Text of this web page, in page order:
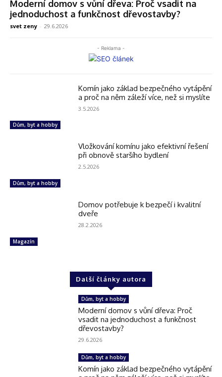
Moderní domov s vůní dřeva: Proč vsadit na
jednoduchost a funkčnost dřevostavby?
svet zeny - 29.6.2026
- Reklama -
Dům, byt a hobby
Komín jako základ bezpečného vytápění
a proč na něm záleží více, než si myslíte
3.5.2026
Dům, byt a hobby
Vložkování komínu jako efektivní řešení
při obnově staršího bydlení
2.5.2026
Magazín
Domov potřebuje k bezpečí i kvalitní
dveře
28.2.2026
Další články autora
Dům, byt a hobby
Moderní domov s vůní dřeva: Proč
vsadit na jednoduchost a funkčnost
dřevostavby?
29.6.2026
Dům, byt a hobby
Komín jako základ bezpečného vytápění